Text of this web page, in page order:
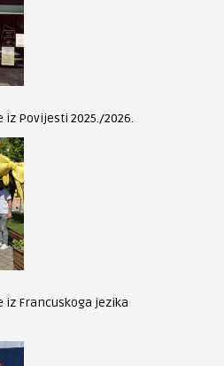
Povijesti 2025./2026.
Francuskoga jezika